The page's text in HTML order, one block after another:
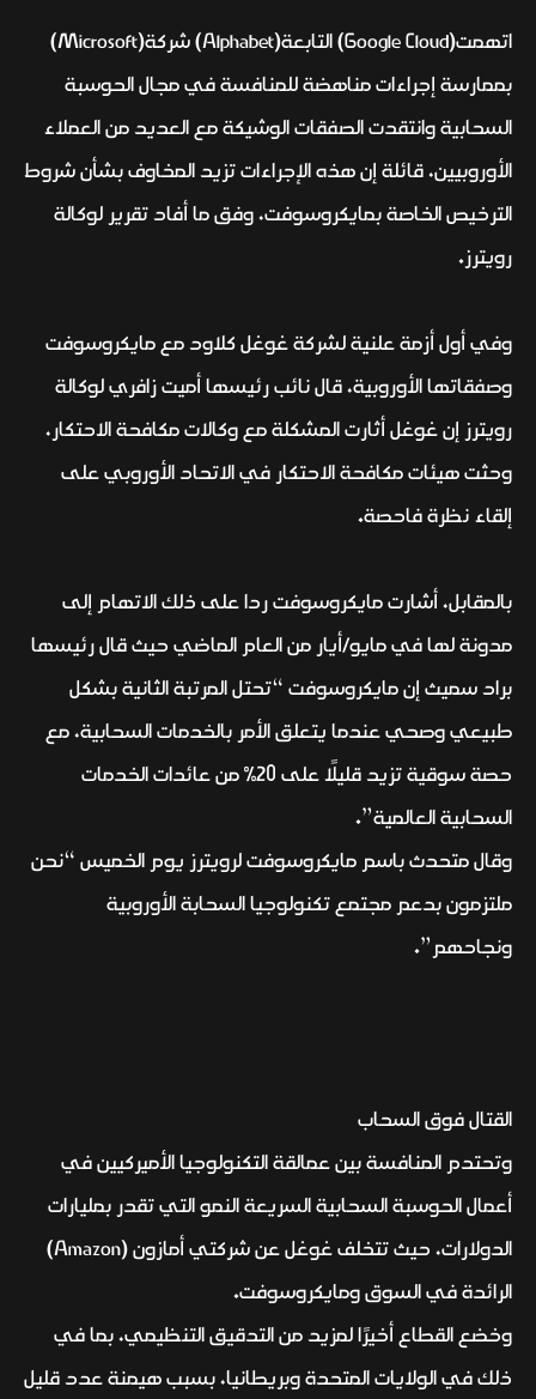
اتهمت(Google Cloud) التابعة(Alphabet) شركة(Microsoft)
بممارسة إجراءات مناهضة للمنافسة في مجال الحوسبة
السحابية وانتقدت الصفقات الوشيكة مع العديد من العملاء
الأوروبيين، قائلة إن هذه الإجراءات تزيد المخاوف بشأن شروط
الترخيص الخاصة بمايكروسوفت، وفق ما أفاد تقرير لوكالة
رويترز.
وفي أول أزمة علنية لشركة غوغل كلاود مع مايكروسوفت
وصفقاتها الأوروبية، قال نائب رئيسها أميت زافري لوكالة
رويترز إن غوغل أثارت المشكلة مع وكالات مكافحة الاحتكار،
وحثت هيئات مكافحة الاحتكار في الاتحاد الأوروبي على
إلقاء نظرة فاحصة.
بالمقابل، أشارت مايكروسوفت ردا على ذلك الاتهام إلى
مدونة لها في مايو/أيار من العام الماضي حيث قال رئيسها
براد سميث إن مايكروسوفت “تحتل المرتبة الثانية بشكل
طبيعي وصحي عندما يتعلق الأمر بالخدمات السحابية، مع
حصة سوقية تزيد قليلًا على 20% من عائدات الخدمات
السحابية العالمية”.
وقال متحدث باسم مايكروسوفت لرويترز يوم الخميس “نحن
ملتزمون بدعم مجتمع تكنولوجيا السحابة الأوروبية
ونجاحهم”.
القتال فوق السحاب
وتحتدم المنافسة بين عمالقة التكنولوجيا الأميركيين في
أعمال الحوسبة السحابية السريعة النمو التي تقدر بمليارات
الدولارات، حيث تتخلف غوغل عن شركتي أمازون (Amazon)
الرائدة في السوق ومايكروسوفت.
وخضع القطاع أخيرًا لمزيد من التدقيق التنظيمي، بما في
ذلك في الولايات المتحدة وبريطانيا، بسبب هيمنة عدد قليل